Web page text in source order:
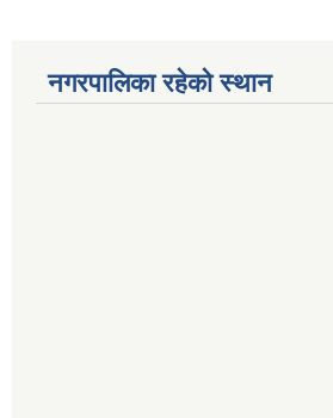
नगरपालिका रहेको स्थान